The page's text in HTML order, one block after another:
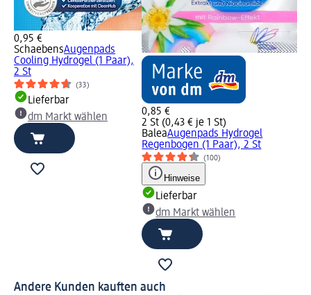
0,95 €
SchaebensAugenpads
Cooling Hydrogel (1 Paar),
2 St
(33)
Lieferbar
dm Markt wählen
0,85 €
2 St (0,43 € je 1 St)
BaleaAugenpads Hydrogel
Regenbogen (1 Paar), 2 St
(100)
Hinweise
Lieferbar
dm Markt wählen
Andere Kunden kauften auch